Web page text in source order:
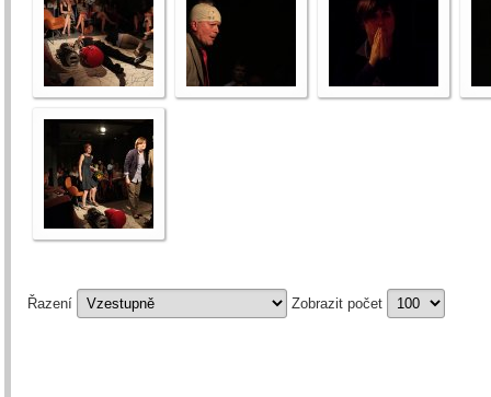
Řazení Zobrazit počet